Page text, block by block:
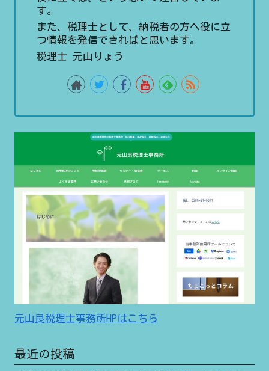
す。
また、税理士として、納税者の方へ役に立
つ情報を発信できればと思います。
税理士 元山りょう
元山良税理士事務所HPはこちら
最近の投稿